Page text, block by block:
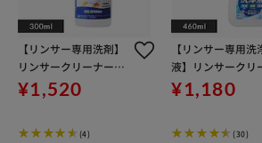
【リンサー専用洗剤】
リンサークリーナー用
洗剤 シミ取り 汚れ落と
し 布製品 RNSS-300K
¥1,520
(4)
【リンサー専用洗
液】リンサークリ
ー用 洗浄液 消臭 汚
落とし 布製品 アル
¥1,180
(30)